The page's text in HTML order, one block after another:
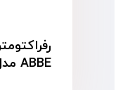
ABBE مدل DR-A۱-Plus